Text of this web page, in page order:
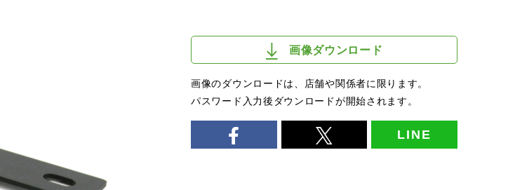
画像ダウンロード
画像のダウンロードは、店舗や関係者に限ります。
パスワード入力後ダウンロードが開始されます。
LINE